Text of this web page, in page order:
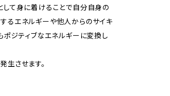
して身に着けることで自分自身の
るエネルギーや他人からのサイキ
ポジティブなエネルギーに変換し
生させます。